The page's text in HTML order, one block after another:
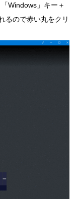
Windows」キー＋
るので赤い丸をクリ